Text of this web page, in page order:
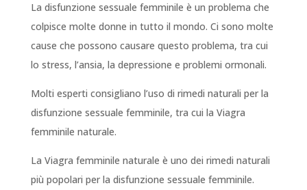
La disfunzione sessuale femminile è un problema che
colpisce molte donne in tutto il mondo. Ci sono molte
cause che possono causare questo problema, tra cui
lo stress, l’ansia, la depressione e problemi ormonali.
Molti esperti consigliano l’uso di rimedi naturali per la
disfunzione sessuale femminile, tra cui la Viagra
femminile naturale.
La Viagra femminile naturale è uno dei rimedi naturali
più popolari per la disfunzione sessuale femminile.